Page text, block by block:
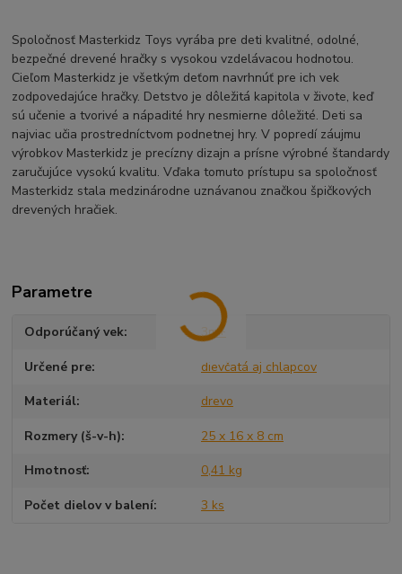
Spoločnosť Masterkidz Toys vyrába pre deti kvalitné, odolné,
bezpečné drevené hračky s vysokou vzdelávacou hodnotou.
Cieľom Masterkidz je všetkým deťom navrhnúť pre ich vek
zodpovedajúce hračky. Detstvo je dôležitá kapitola v živote, keď
sú učenie a tvorivé a nápadité hry nesmierne dôležité. Deti sa
najviac učia prostredníctvom podnetnej hry. V popredí záujmu
výrobkov Masterkidz je precízny dizajn a prísne výrobné štandardy
zaručujúce vysokú kvalitu. Vďaka tomuto prístupu sa spoločnosť
Masterkidz stala medzinárodne uznávanou značkou špičkových
drevených hračiek.
Parametre
Odporúčaný vek 3m+
Určené pre dievčatá aj chlapcov
Materiál drevo
Rozmery (š-v-h) 25 x 16 x 8 cm
Hmotnosť 0,41 kg
Počet dielov v balení 3 ks